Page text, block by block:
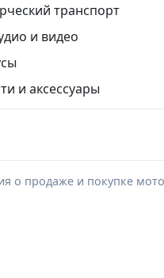
транспорт
и видео
и аксессуары
о продаже и покупке